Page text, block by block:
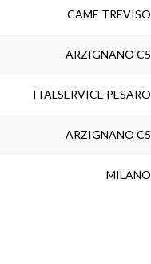
CAME TREVISO
ARZIGNANO C5
ITALSERVICE PESARO
ARZIGNANO C5
MILANO